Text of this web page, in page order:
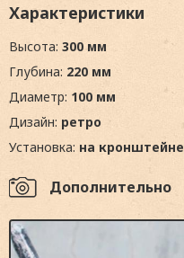
Характеристики
Высота: 300 мм
Глубина: 220 мм
Диаметр: 100 мм
Дизайн: ретро
Установка: на кронштейне
Дополнительно